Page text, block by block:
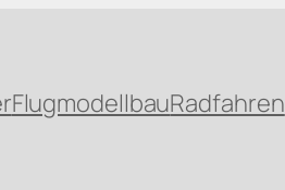
FlugmodellbauRadfahren